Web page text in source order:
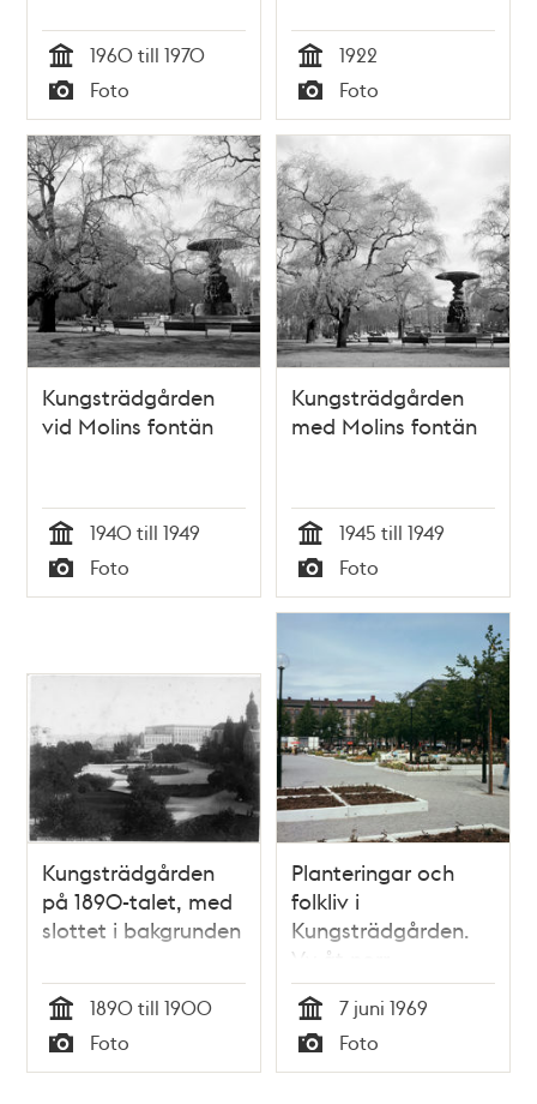
Tid
1960 till 1970
Typ
Foto Tid
1922
Typ
Foto
Kungsträdgården
vid Molins fontän
Tid
1940 till 1949
Typ
Foto
Kungsträdgården
med Molins fontän
Tid
1945 till 1949
Typ
Foto
Kungsträdgården
på 1890-talet, med
slottet i bakgrunden
Tid
1890 till 1900
Typ
Foto
Planteringar och
folkliv i
Kungsträdgården.
Vy åt norr
Tid
7 juni 1969
Typ
Foto